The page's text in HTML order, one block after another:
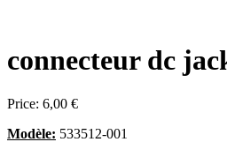
connecteur dc
Price: 6,00 €
Modèle: 533512-001